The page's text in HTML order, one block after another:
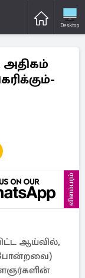
Desktop
அதிகம்
விளம்பரம்
ஆய்வில்,
போன்றவை)